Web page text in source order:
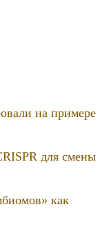
на примере
для смены
как